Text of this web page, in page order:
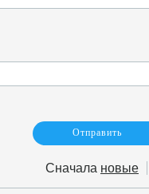
Сначала новые